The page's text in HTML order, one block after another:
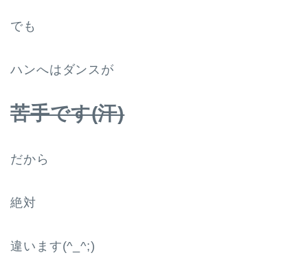
でも
ハンへはダンスが
苦手です(汗)
だから
絶対
違います(^_^;)